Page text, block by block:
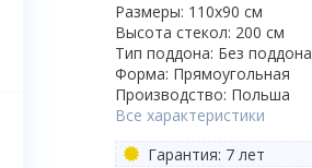
Размеры: 110x90 cм
Высота стекол: 200 см
Тип поддона: Без поддона
Форма: Прямоугольная
Производство: Польша
Все характеристики
Гарантия: 7 лет